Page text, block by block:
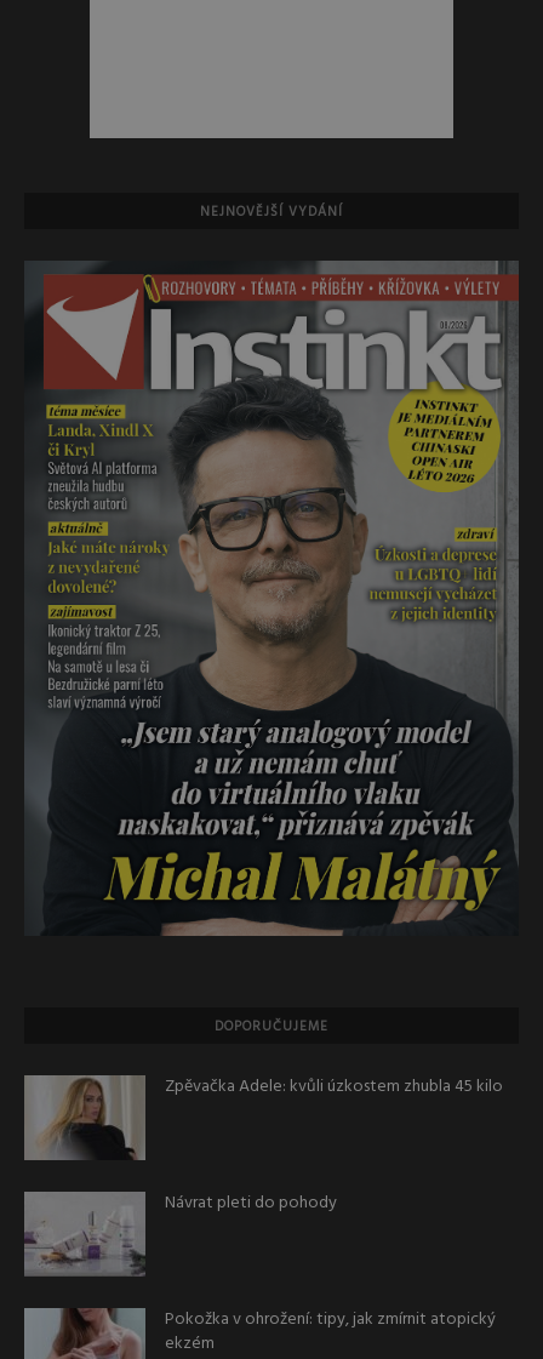
NEJNOVĚJŠÍ VYDÁNÍ
DOPORUČUJEME
Zpěvačka Adele: kvůli úzkostem zhubla 45 kilo
Návrat pleti do pohody
Pokožka v ohrožení: tipy, jak zmírnit atopický
ekzém